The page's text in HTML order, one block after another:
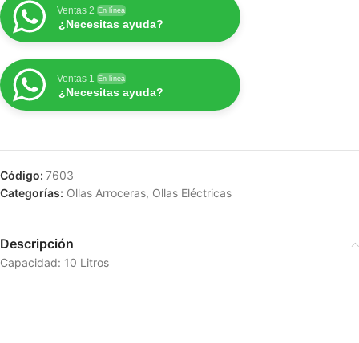
Ventas 2 En línea
¿Necesitas ayuda?
Ventas 1 En línea
¿Necesitas ayuda?
Código: 7603
Categorías: Ollas Arroceras, Ollas Eléctricas
Descripción
Capacidad: 10 Litros